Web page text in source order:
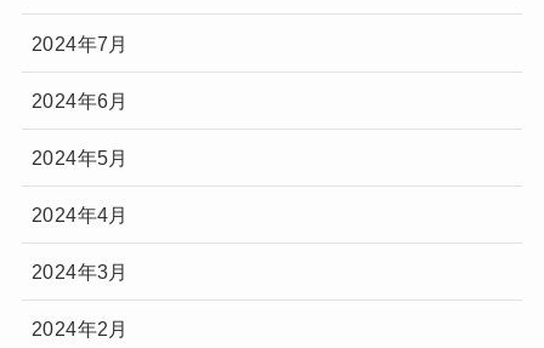
2024年7月
2024年6月
2024年5月
2024年4月
2024年3月
2024年2月